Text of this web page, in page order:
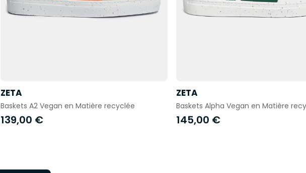
ZETA
Baskets A2 Vegan en Matière recyclée
139,00 €
ZETA
Baskets Alpha Vegan en Matière
145,00 €